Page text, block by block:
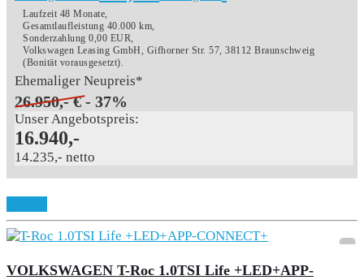
Laufzeit 48 Monate,
Gesamtlaufleistung 40.000 km,
Sonderzahlung 0,00 EUR,
Volkswagen Leasing GmbH, Gifhorner Str. 57, 38112 Braunschweig
(Bonität vorausgesetzt).
Ehemaliger Neupreis*
26.950,- € - 37%
Unser Angebotspreis:
16.940,-
14.235,- netto
VOLKSWAGEN T-Roc 1.0TSI Life +LED+APP-